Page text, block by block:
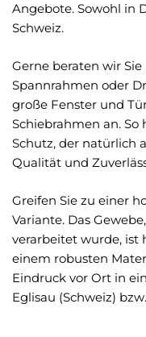
Angebote. Sowohl in
Schweiz.
Gerne beraten wir
Spannrahmen oder
große Fenster und
Schiebrahmen an.
Schutz, der natürlich
Qualität und
Greifen Sie zu einer
Variante. Das
verarbeitet wurde, ist
einem robusten
Eindruck vor Ort in
Eglisau (Schweiz)